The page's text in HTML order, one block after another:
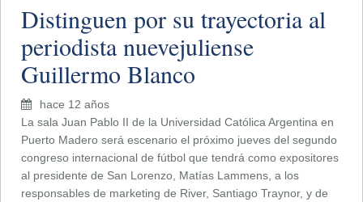
Distinguen por su trayectoria al
periodista nuevejuliense
Guillermo Blanco
hace 12 años
La sala Juan Pablo II de la Universidad Católica Argentina en
Puerto Madero será escenario el próximo jueves del segundo
congreso internacional de fútbol que tendrá como expositores
al presidente de San Lorenzo, Matías Lammens, a los
responsables de marketing de River, Santiago Traynor, y de